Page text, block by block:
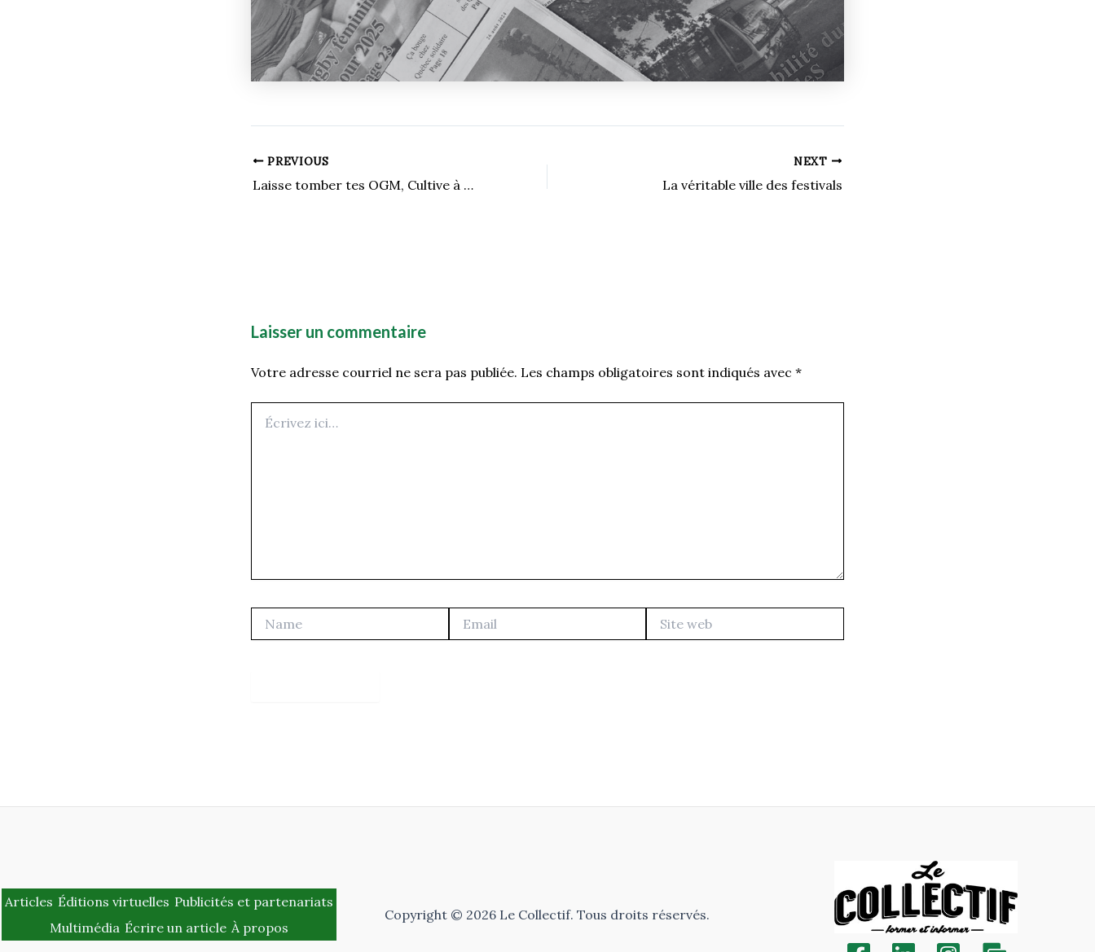
PREVIOUS
Laisse tomber tes OGM, Cultive à l’Université
NEXT
La véritable ville des festivals
Laisser un commentaire
Votre adresse courriel ne sera pas publiée. Les champs obligatoires sont indiqués avec *
ici…
web
Articles Éditions virtuelles Publicités et partenariats
Multimédia Écrire un article À propos
Copyright © 2026 Le Collectif. Tous droits réservés.